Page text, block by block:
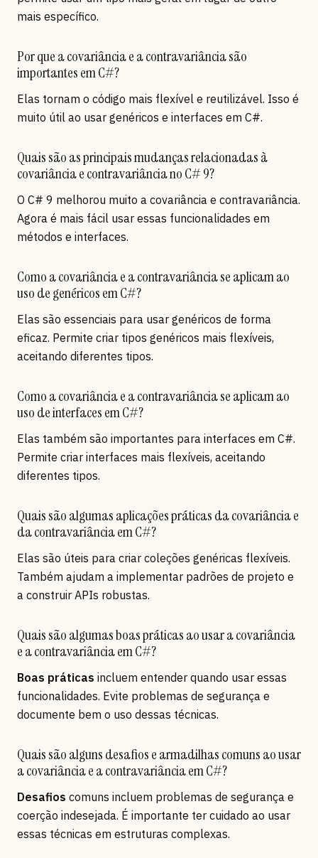
mais específico.
Por que a covariância e a contravariância são
importantes em C#?
Elas tornam o código mais flexível e reutilizável. Isso é
muito útil ao usar genéricos e interfaces em C#.
Quais são as principais mudanças relacionadas à
covariância e contravariância no C# 9?
O C# 9 melhorou muito a covariância e contravariância.
Agora é mais fácil usar essas funcionalidades em
métodos e interfaces.
Como a covariância e a contravariância se aplicam ao
uso de genéricos em C#?
Elas são essenciais para usar genéricos de forma
eficaz. Permite criar tipos genéricos mais flexíveis,
aceitando diferentes tipos.
Como a covariância e a contravariância se aplicam ao
uso de interfaces em C#?
Elas também são importantes para interfaces em C#.
Permite criar interfaces mais flexíveis, aceitando
diferentes tipos.
Quais são algumas aplicações práticas da covariância e
da contravariância em C#?
Elas são úteis para criar coleções genéricas flexíveis.
Também ajudam a implementar padrões de projeto e
a construir APIs robustas.
Quais são algumas boas práticas ao usar a covariância
e a contravariância em C#?
Boas práticas incluem entender quando usar essas
funcionalidades. Evite problemas de segurança e
documente bem o uso dessas técnicas.
Quais são alguns desafios e armadilhas comuns ao usar
a covariância e a contravariância em C#?
Desafios comuns incluem problemas de segurança e
coerção indesejada. É importante ter cuidado ao usar
essas técnicas em estruturas complexas.